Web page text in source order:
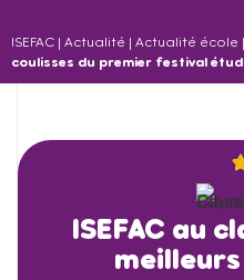
ISEFAC | Actualité | Actualité école |
coulisses du premier festival
ISEFAC au